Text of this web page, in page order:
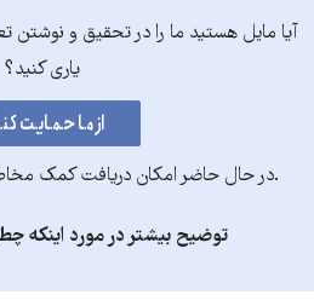
آیا مایل هستید ما را در تحقیق و نوشتن
یاری کنید؟
.در حال حاضر امکان دریافت کمک
توضیح بیشتر در مورد اینکه